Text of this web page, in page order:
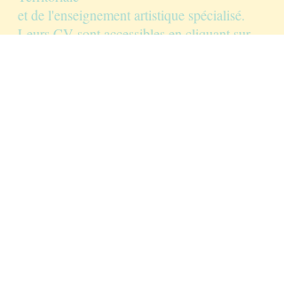
et de l'enseignement artistique spécialisé.
Leurs CV sont accessibles en cliquant sur